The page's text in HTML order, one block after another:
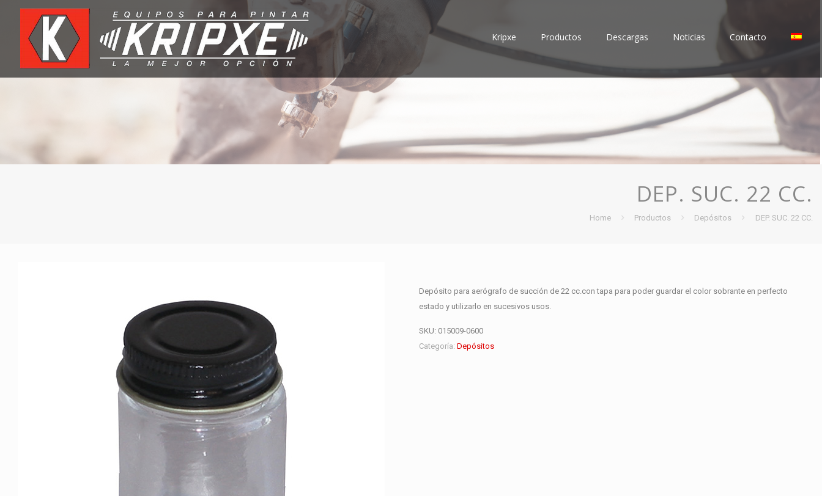
Kripxe Productos Descargas Noticias Contacto
DEP. SUC. 22 CC.
Home Productos Depósitos DEP. SUC. 22 CC.
Depósito para aerógrafo de succión de 22 cc.con tapa para poder guardar el color sobrante en perfecto
estado y utilizarlo en sucesivos usos.
SKU: 015009-0600
Categoría:Depósitos